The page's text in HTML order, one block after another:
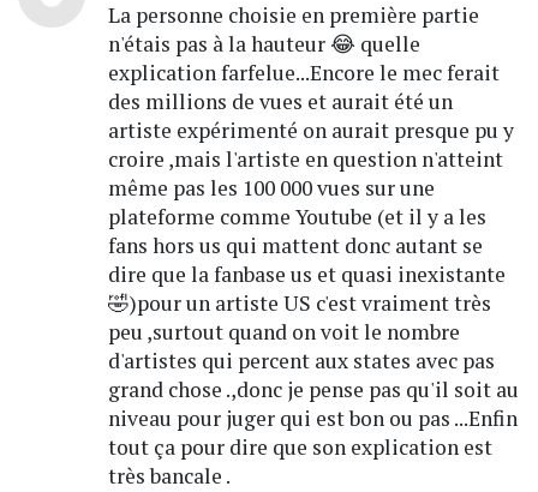
La personne choisie en première partie
n'étais pas à la hauteur 😂 quelle
explication farfelue...Encore le mec ferait
des millions de vues et aurait été un
artiste expérimenté on aurait presque pu y
croire ,mais l'artiste en question n'atteint
même pas les 100 000 vues sur une
plateforme comme Youtube (et il y a les
fans hors us qui mattent donc autant se
dire que la fanbase us et quasi inexistante
🤣)pour un artiste US c'est vraiment très
peu ,surtout quand on voit le nombre
d'artistes qui percent aux states avec pas
grand chose .,donc je pense pas qu'il soit au
niveau pour juger qui est bon ou pas ...Enfin
tout ça pour dire que son explication est
très bancale .